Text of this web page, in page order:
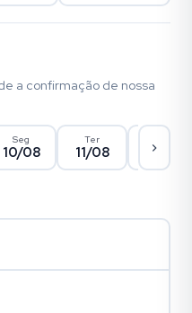
a confirmação de nossa
Seg
10/08
Ter
11/08 12/08